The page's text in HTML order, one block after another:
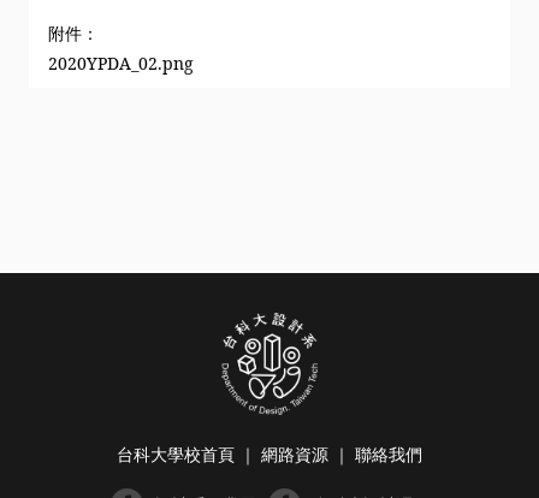
附件：
2020YPDA_02.png
台科大學校首頁 ｜ 網路資源 ｜ 聯絡我們